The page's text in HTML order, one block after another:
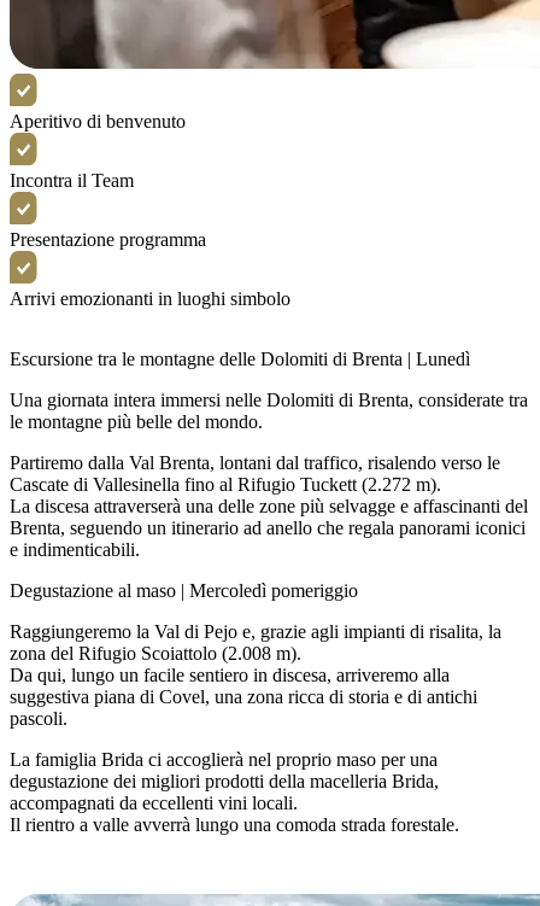
Aperitivo di benvenuto
Incontra il Team
Presentazione programma
Arrivi emozionanti in luoghi simbolo
Escursione tra le montagne delle Dolomiti di Brenta | Lunedì
Una giornata intera immersi nelle Dolomiti di Brenta, considerate tra
le montagne più belle del mondo.
Partiremo dalla Val Brenta, lontani dal traffico, risalendo verso le
Cascate di Vallesinella fino al Rifugio Tuckett (2.272 m).
La discesa attraverserà una delle zone più selvagge e affascinanti del
Brenta, seguendo un itinerario ad anello che regala panorami iconici
e indimenticabili.
Degustazione al maso | Mercoledì pomeriggio
Raggiungeremo la Val di Pejo e, grazie agli impianti di risalita, la
zona del Rifugio Scoiattolo (2.008 m).
Da qui, lungo un facile sentiero in discesa, arriveremo alla
suggestiva piana di Covel, una zona ricca di storia e di antichi
pascoli.
La famiglia Brida ci accoglierà nel proprio maso per una
degustazione dei migliori prodotti della macelleria Brida,
accompagnati da eccellenti vini locali.
Il rientro a valle avverrà lungo una comoda strada forestale.